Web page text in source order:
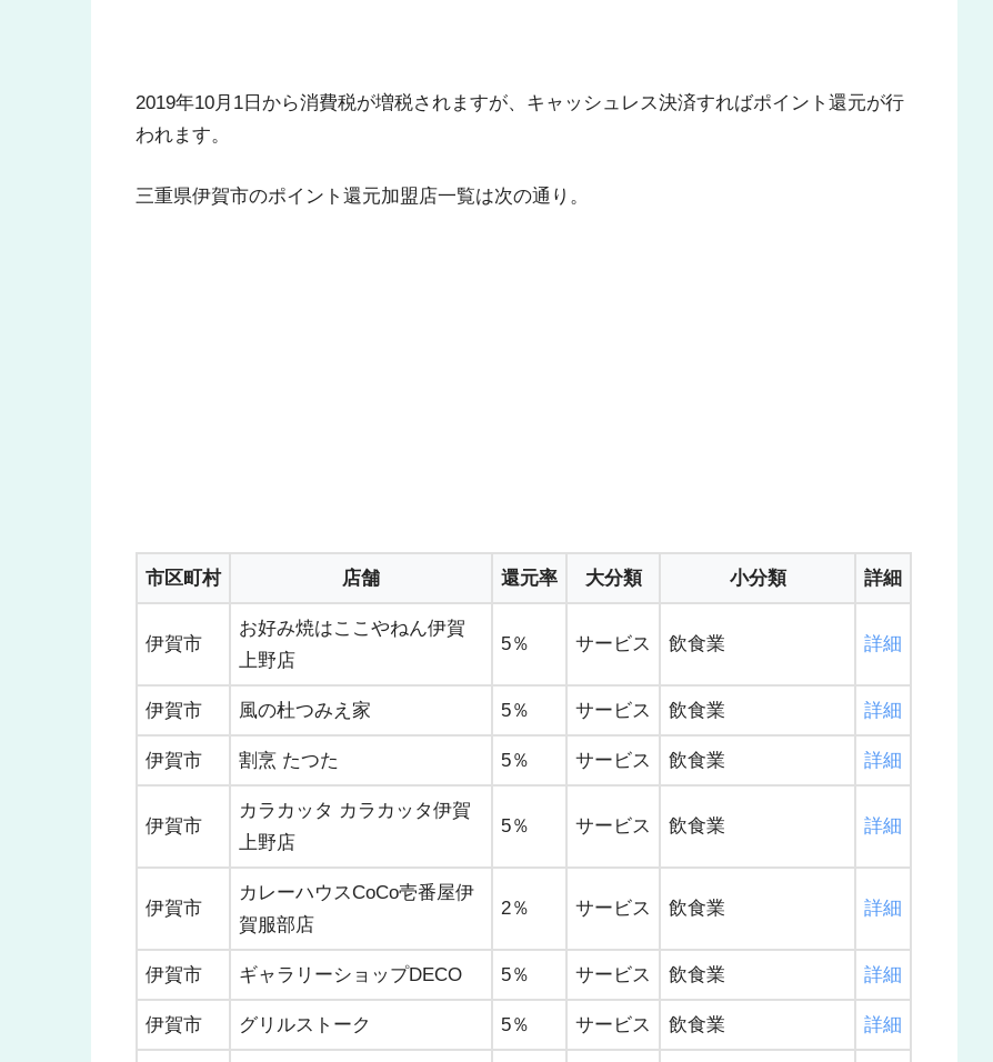
2019年10月1日から消費税が増税されますが、キャッシュレス決済すればポイント還元が行
われます。
三重県伊賀市のポイント還元加盟店一覧は次の通り。
市区町村 店舗 還元率 大分類 小分類 詳細
伊賀市
お好み焼はここやねん伊賀
上野店
5％ サービス 飲食業 詳細
伊賀市 風の杜つみえ家 5％ サービス 飲食業 詳細
伊賀市 割烹 たつた 5％ サービス 飲食業 詳細
伊賀市
カラカッタ カラカッタ伊賀
上野店
5％ サービス 飲食業 詳細
伊賀市
カレーハウスCoCo壱番屋伊
賀服部店
2％ サービス 飲食業 詳細
伊賀市 ギャラリーショップDECO 5％ サービス 飲食業 詳細
伊賀市 グリルストーク 5％ サービス 飲食業 詳細